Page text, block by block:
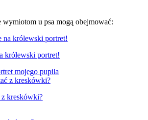
u psa mogą obejmować:
królewski portret!
mojego pupila
kreskówki?